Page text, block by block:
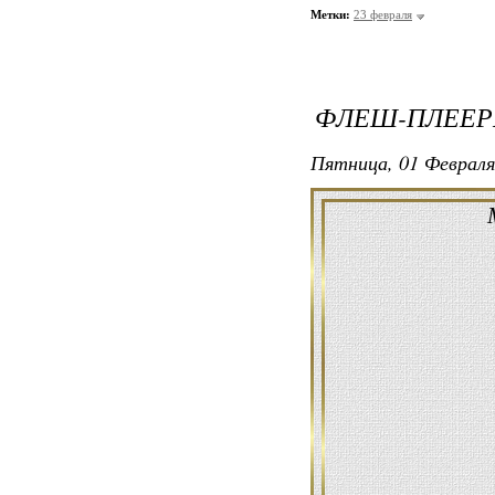
Метки: 23 февраля
ФЛЕШ-
Пятница, 01